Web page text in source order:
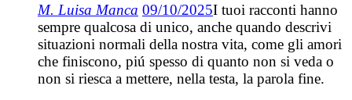
M. Luisa Manca 09/10/2025I tuoi racconti hanno
sempre qualcosa di unico, anche quando descrivi
situazioni normali della nostra vita, come gli amori
che finiscono, piú spesso di quanto non si veda o
non si riesca a mettere, nella testa, la parola fine.